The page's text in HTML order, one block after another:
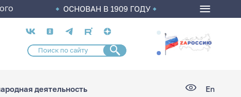
ОСНОВАН В 1909 ГОДУ
Социальные
сети
деятельность En